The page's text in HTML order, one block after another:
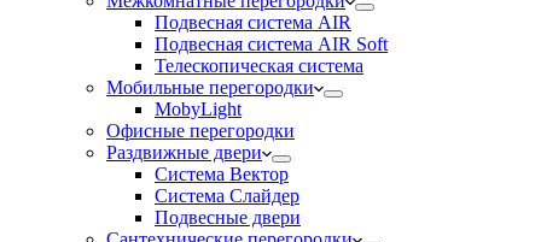
Подвесная система AIR
Подвесная система AIR Soft
Телескопическая система
Мобильные перегородки
MobyLight
Офисные перегородки
Раздвижные двери
Система Вектор
Система Слайдер
Подвесные двери